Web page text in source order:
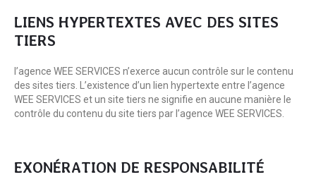
LIENS HYPERTEXTES AVEC DES SITES
TIERS
l’agence WEE SERVICES n’exerce aucun contrôle sur le contenu
des sites tiers. L’existence d’un lien hypertexte entre l’agence
WEE SERVICES et un site tiers ne signifie en aucune manière le
contrôle du contenu du site tiers par l’agence WEE SERVICES.
EXONÉRATION DE RESPONSABILITÉ